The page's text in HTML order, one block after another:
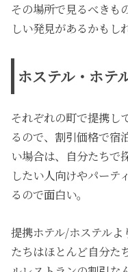
その場所で見るべきも
しい発見があるかもし
ホステル・ホテ
それぞれの町で提携し
るので、割引価格で宿
い場合は、自分たちで
したい人向けやパーテ
るので面白い。
提携ホテル/ホステル
たちはほとんど自分た